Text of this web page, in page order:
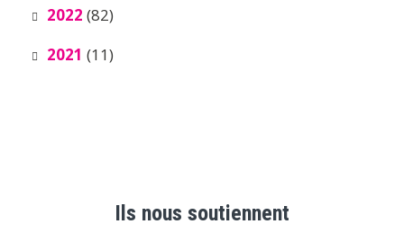
2022 (82)
2021 (11)
Ils nous soutiennent